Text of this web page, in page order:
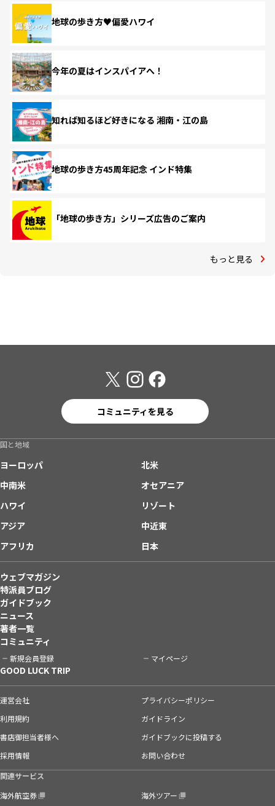
地球の歩き方♥偏愛ハワイ
今年の夏はインスパイアへ！
知れば知るほど好きになる 湘南・江の島
地球の歩き方45周年記念 インド特集
「地球の歩き方」シリーズ広告のご案内
もっと見る
コミュニティを見る
国と地域
ヨーロッパ
北米
中南米
オセアニア
ハワイ
リゾート
アジア
中近東
アフリカ
日本
ウェブマガジン
特派員ブログ
ガイドブック
ニュース
著者一覧
コミュニティ
新規会員登録 マイページ
GOOD LUCK TRIP
運営会社
プライバシーポリシー
利用規約
ガイドライン
書店御担当者様へ
ガイドブックに投稿する
採用情報
お問い合わせ
関連サービス
海外航空券
海外ツアー